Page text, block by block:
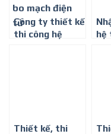
Công ty thiết kế
thi công hệ
hệ
Thiết kế, thi